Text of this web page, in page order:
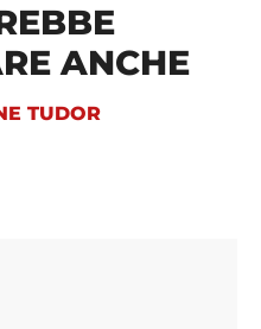
ANCHE
TUDOR